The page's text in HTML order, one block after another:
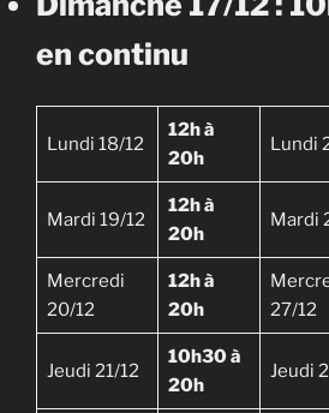
en continu
Lundi 18/12
12h à
20h
Lundi
Mardi 19/12
12h à
20h
Mardi
Mercredi
20/12
12h à
20h
27/12
Jeudi 21/12
10h30 à
20h
Jeudi